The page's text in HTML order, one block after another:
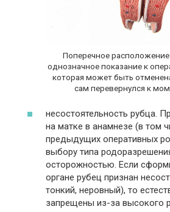
Поперечное
однозначное показание к
которая может быть
сам перевернулся к
несостоятельность рубца.
на матке в анамнезе (в том
предыдущих оперативных
выбору типа
осторожностью. Если
органе рубец признан
тонкий, неровный), то
запрещены из-за высокого